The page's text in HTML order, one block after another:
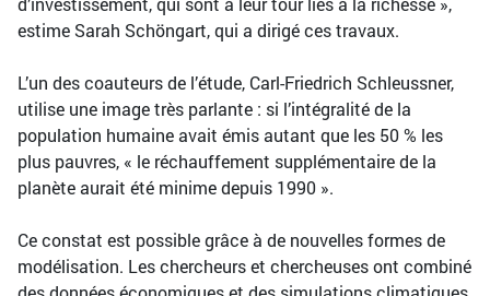
estime Sarah Schöngart, qui a dirigé ces travaux.
L’un des coauteurs de l’étude, Carl-Friedrich Schleussner,
utilise une image très parlante : si l’intégralité de la
population humaine avait émis autant que les 50 % les
plus pauvres, « le réchauffement supplémentaire de la
planète aurait été minime depuis 1990 ».
Ce constat est possible grâce à de nouvelles formes de
modélisation. Les chercheurs et chercheuses ont combiné